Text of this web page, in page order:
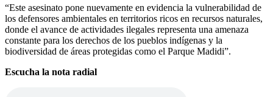
“Este asesinato pone nuevamente en evidencia la vulnerabilidad de
los defensores ambientales en territorios ricos en recursos naturales,
donde el avance de actividades ilegales representa una amenaza
constante para los derechos de los pueblos indígenas y la
biodiversidad de áreas protegidas como el Parque Madidi”.
Escucha la nota radial